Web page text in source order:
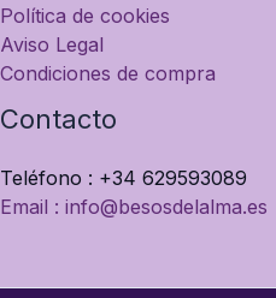
Política de cookies
Aviso Legal
Condiciones de compra
Contacto
Teléfono : +34 629593089
Email : info@besosdelalma.es